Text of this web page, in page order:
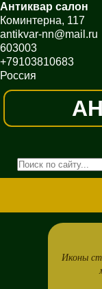
Антиквар салон
Коминтерна, 117
antikvar-nn@mail.ru
603003
+79103810683
Россия
Иконы